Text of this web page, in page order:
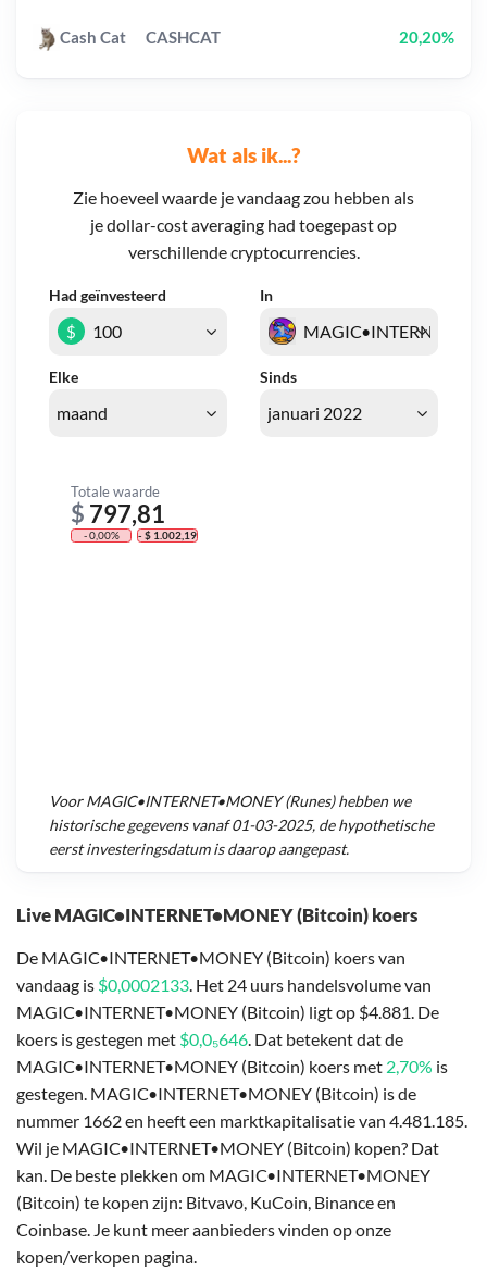
Live MAGIC•INTERNET•MONEY (Bitcoin) koers
De MAGIC•INTERNET•MONEY (Bitcoin) koers van
vandaag is $0,0002133. Het 24 uurs handelsvolume van
MAGIC•INTERNET•MONEY (Bitcoin) ligt op $4.881. De
koers is gestegen met $0,0₅646. Dat betekent dat de
MAGIC•INTERNET•MONEY (Bitcoin) koers met 2,70% is
gestegen. MAGIC•INTERNET•MONEY (Bitcoin) is de
nummer 1662 en heeft een marktkapitalisatie van 4.481.185.
Wil je MAGIC•INTERNET•MONEY (Bitcoin) kopen? Dat
kan. De beste plekken om MAGIC•INTERNET•MONEY
(Bitcoin) te kopen zijn: Bitvavo, KuCoin, Binance en
Coinbase. Je kunt meer aanbieders vinden op onze
kopen/verkopen pagina.
Wat als ik...?
Zie hoeveel waarde je vandaag zou hebben als
je dollar-cost averaging had toegepast op
verschillende cryptocurrencies.
Had geïnvesteerd In
Elke Sinds
$
Totale waarde
$ 797,81
- 0,00% - $ 1.002,19
VoorMAGIC•INTERNET•MONEY (Runes)hebben we
historische gegevens vanaf01-03-2025, de hypothetische
eerst investeringsdatum is daarop aangepast.
Cash Cat CASHCAT 20,20%